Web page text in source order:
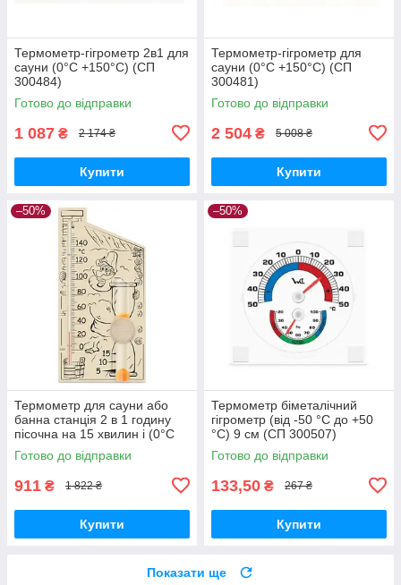
Термометр-гігрометр 2в1 для
сауни (0°C +150°C) (СП
300484)
Готово до відправки
1 087 ₴ 2 174 ₴
Купити
Термометр-гігрометр для
сауни (0°C +150°C) (СП
300481)
Готово до відправки
2 504 ₴ 5 008 ₴
Купити
–50%
Термометр для сауни або
банна станція 2 в 1 годину
пісочна на 15 хвилин і (0°C
+140°C) (СП 300075)
Готово до відправки
911 ₴ 1 822 ₴
Купити
–50%
Термометр біметалічний
гігрометр (від -50 °C до +50
°C) 9 см (СП 300507)
Готово до відправки
133,50 ₴ 267 ₴
Купити
Показати ще